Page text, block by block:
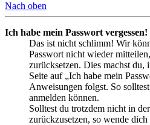
Nach oben
Ich habe mein Passwort vergessen!
Das ist nicht schlimm! Wir
Passwort nicht wieder
zurücksetzen. Dies machst du,
Seite auf „Ich habe mein
Anweisungen folgst. So
anmelden können.
Solltest du trotzdem nicht in
zurückzusetzen, so wende